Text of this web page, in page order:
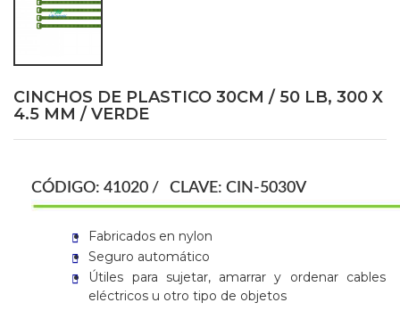
CINCHOS DE PLASTICO 30CM / 50 LB, 300 X
4.5 MM / VERDE
CÓDIGO: 41020 / CLAVE: CIN-5030V
Fabricados en nylon
Seguro automático
Útiles para sujetar, amarrar y ordenar cables
eléctricos u otro tipo de objetos